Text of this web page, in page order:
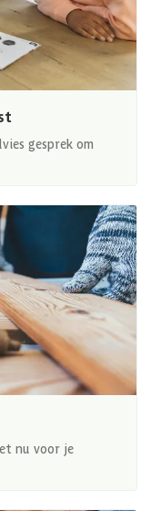
gesprek om
nu voor je